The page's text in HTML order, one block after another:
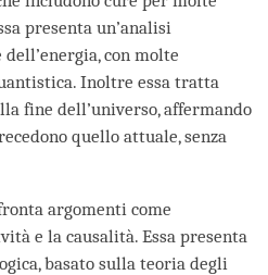
presenta un’analisi
con molte
Inoltre essa tratta
fine dell’universo, affermando
quello attuale, senza
argomenti come
e la causalità. Essa presenta
basato sulla teoria degli